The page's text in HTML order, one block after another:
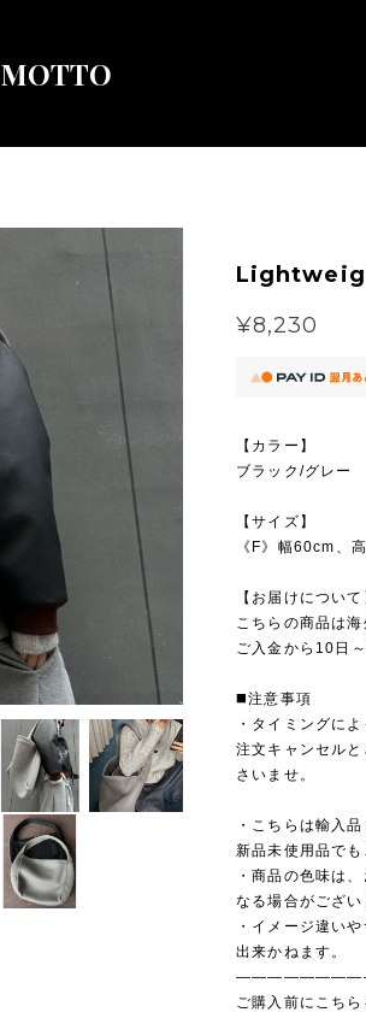
MOTTO
¥8,230
【カラー】
ブラック/グレー
【サイズ】
《F》幅60cm、
【お届けについて
こちらの商品は
ご入金から10日
◼️注意事項
・タイミングに
注文キャンセル
さいませ。
・こちらは輸入
新品未使用品で
・商品の色味は
なる場合がござい
・イメージ違い
出来かねます。
ご購入前にこち